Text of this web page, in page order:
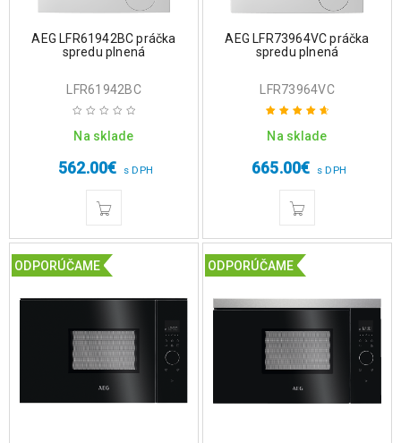
AEG LFR61942BC práčka
spredu plnená
LFR61942BC
Na sklade
562.00€ s DPH
AEG LFR73964VC práčka
spredu plnená
LFR73964VC
Hodnotenie
Na sklade
665.00€ s DPH
ODPORÚČAME ODPORÚČAME